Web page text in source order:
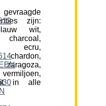
zijn:
wit,
ecru,
in alle